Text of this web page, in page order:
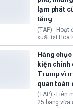
mẫu máy
trong dòng
thuộc Boeing
Commercial
(Boeing).
chính thức
một thập kỷ
các cuộc
nghiêm ngặt.
lạm phát
tăng
(TAP) - Hoạt
xuất tại Hoa
tốc độ
hơn 4 năm
thấy nền kinh
phục hồi tích
chấp tác
quan. Tuy
ít doanh
thấy áp lực
ổn địa chính
Hàng
kiện chính
Trump vì
quan toàn
(TAP) - Liên
25 bang vừa